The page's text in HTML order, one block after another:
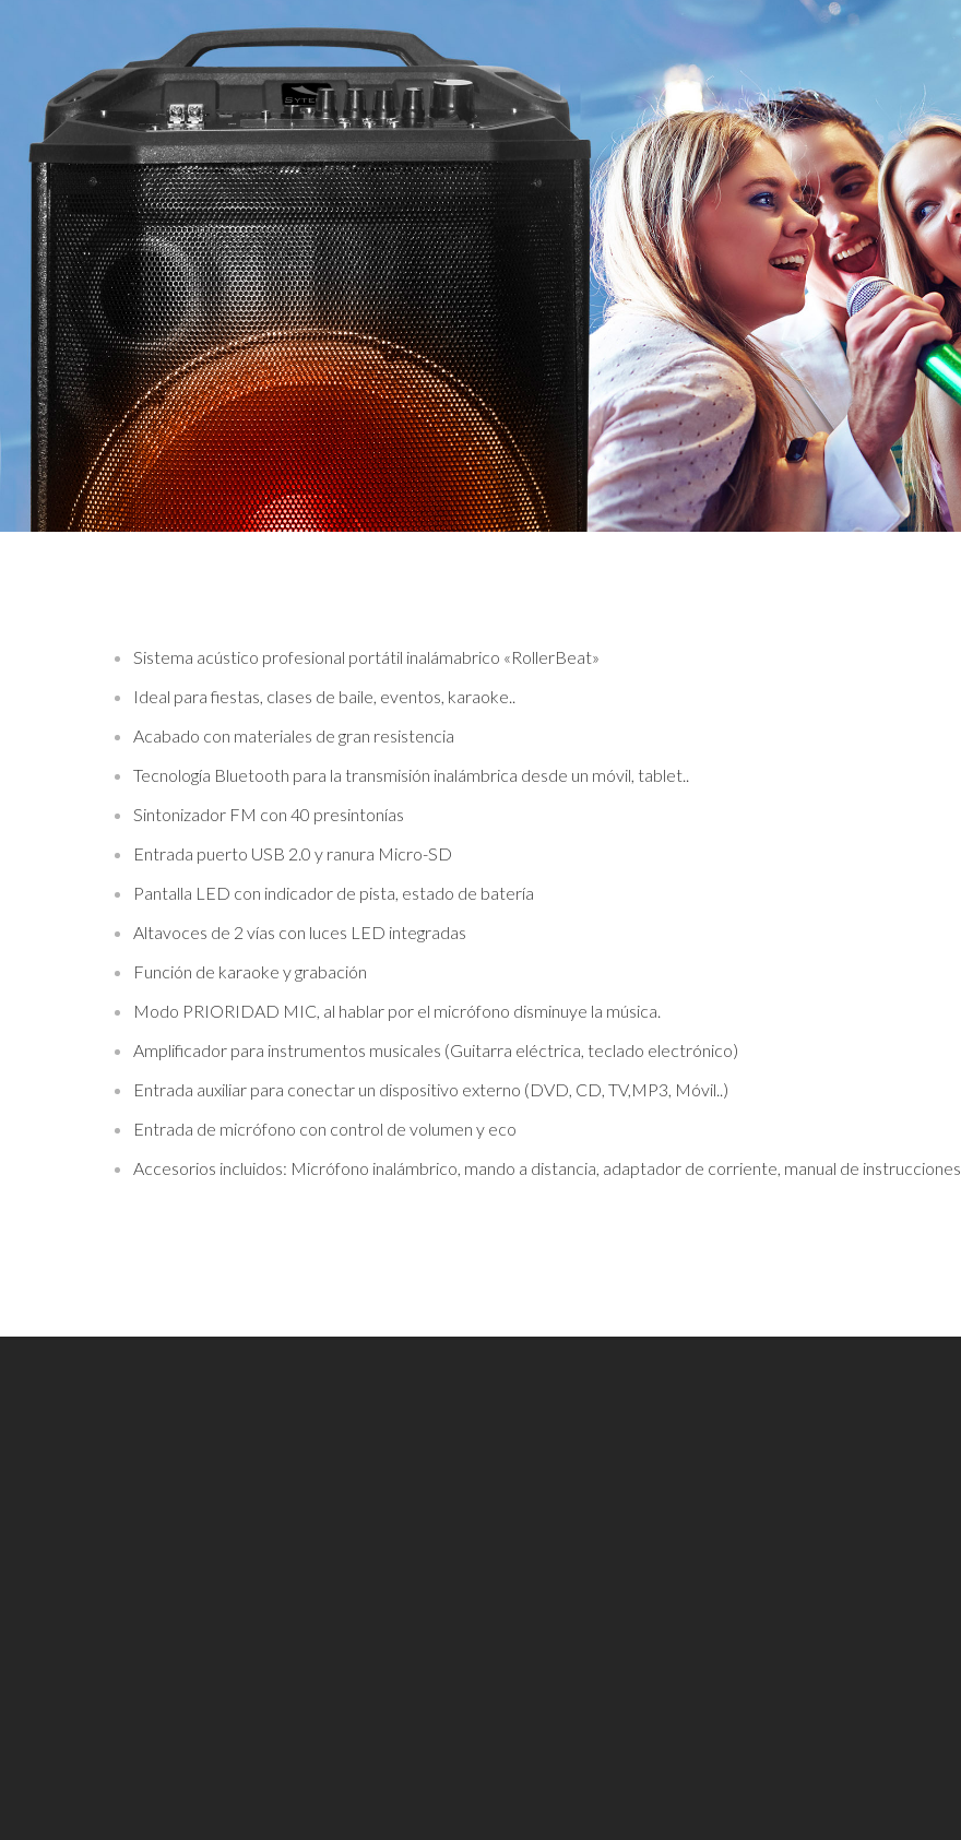
Sistema acústico profesional portátil inalámabrico «RollerBeat»
Ideal para fiestas, clases de baile, eventos, karaoke..
Acabado con materiales de gran resistencia
Tecnología Bluetooth para la transmisión inalámbrica desde un móvil, tablet..
Sintonizador FM con 40 presintonías
Entrada puerto USB 2.0 y ranura Micro-SD
Pantalla LED con indicador de pista, estado de batería
Altavoces de 2 vías con luces LED integradas
Función de karaoke y grabación
Modo PRIORIDAD MIC, al hablar por el micrófono disminuye la música.
Amplificador para instrumentos musicales (Guitarra eléctrica, teclado electrónico)
Entrada auxiliar para conectar un dispositivo externo (DVD, CD, TV,MP3, Móvil..)
Entrada de micrófono con control de volumen y eco
Accesorios incluidos: Micrófono inalámbrico, mando a distancia, adaptador de corriente, manual de instrucciones